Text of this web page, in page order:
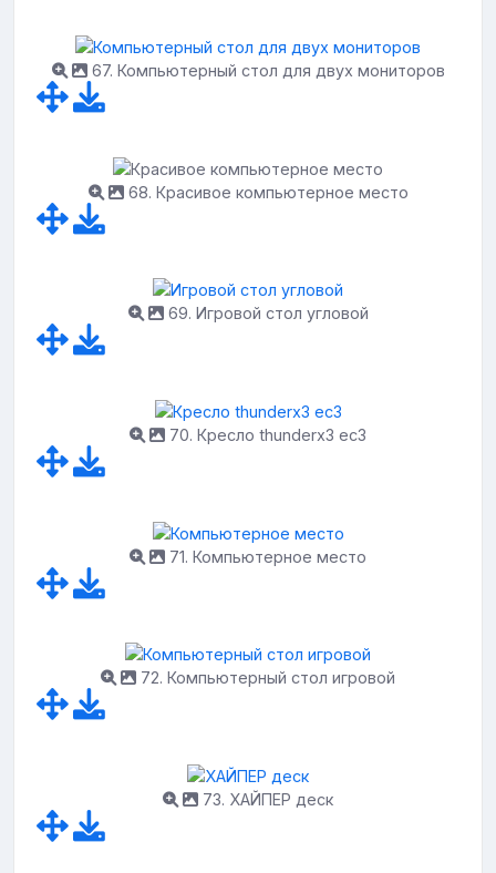
67. Компьютерный стол для двух мониторов
68. Красивое компьютерное место
69. Игровой стол угловой
70. Кресло thunderx3 ec3
71. Компьютерное место
72. Компьютерный стол игровой
73. ХАЙПЕР деск